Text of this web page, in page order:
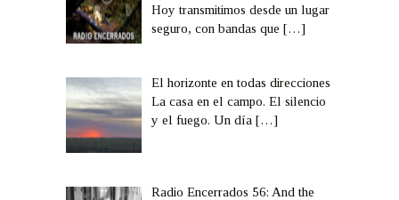
Hoy transmitimos desde un lugar
seguro, con bandas que[…]
El horizonte en todas direcciones
La casa en el campo. El silencio
y el fuego. Un día[…]
Radio Encerrados 56: And the